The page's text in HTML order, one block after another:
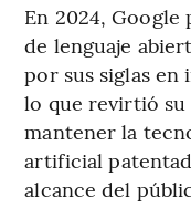
En 2024,
de lenguaje
por sus siglas en
lo que revirtió su
mantener la
artificial
alcance del